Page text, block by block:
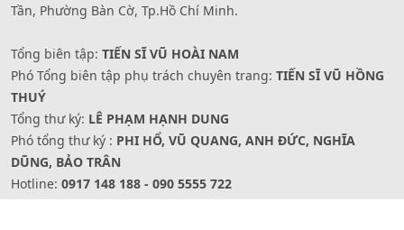
Tần, Phường Bàn Cờ, Tp.Hồ Chí Minh.
Tổng biên tập: TIẾN SĨ VŨ HOÀI NAM
Phó Tổng biên tập phụ trách chuyên trang: TIẾN SĨ VŨ HỒNG
THUÝ
Tổng thư ký: LÊ PHẠM HẠNH DUNG
Phó tổng thư ký : PHI HỔ, VŨ QUANG, ANH ĐỨC, NGHĨA
DŨNG, BẢO TRÂN
Hotline: 0917 148 188 - 090 5555 722